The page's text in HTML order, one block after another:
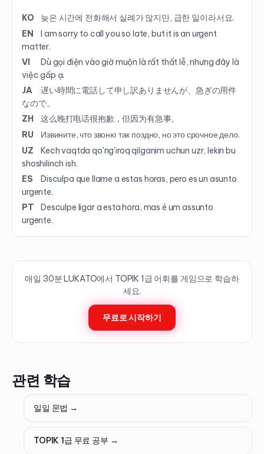
KO
늦은 시간에 전화해서 실례가 많지만, 급한 일이라서요.
EN
I am sorry to call you so late, but it is an urgent
matter.
VI
Dù gọi điện vào giờ muộn là rất thất lễ, nhưng đây là
việc gấp ạ.
JA
遅い時間に電話して申し訳ありませんが、急ぎの用件
なので。
ZH
这么晚打电话很抱歉，但因为有急事。
RU
Извините, что звоню так поздно, но это срочное дело.
UZ
Kech vaqtda qo'ng'iroq qilganim uchun uzr, lekin bu
shoshilinch ish.
ES
Disculpa que llame a estas horas, pero es un asunto
urgente.
PT
Desculpe ligar a esta hora, mas é um assunto
urgente.
매일 30분 LUKATO에서 TOPIK 1급 어휘를 게임으로 학습하
세요.
무료로 시작하기
관련 학습
일일 문법 →
TOPIK 1급 무료 공부 →